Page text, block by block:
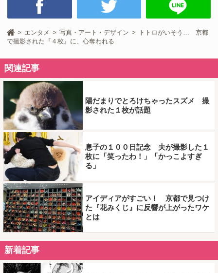
エンタメ 写真・アート・デザイン
トトロがいそう… 京都
で撮影された『４枚』に、心奪われる
関連記事
陽だまりでとろけちゃったスズメ 撮
影された１枚が話題
息子の１００日記念 夫が撮影した１
枚に「笑ったわ！」「かっこよすぎ
る」
アイディアがすごい！ 京都で見つけ
た『花みくじ』に反響が上がったワケ
とは
新着記事